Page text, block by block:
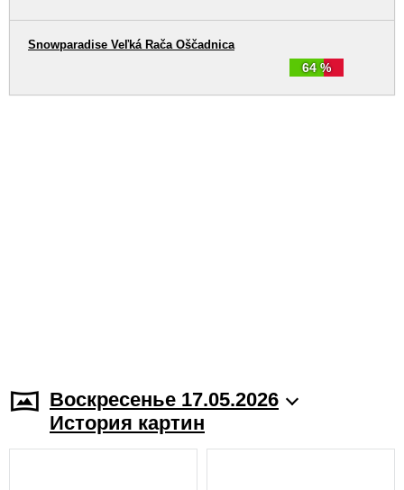
64 %
Snowparadise Veľká Rača Oščadnica
Воскресенье 17.05.2026
История картин